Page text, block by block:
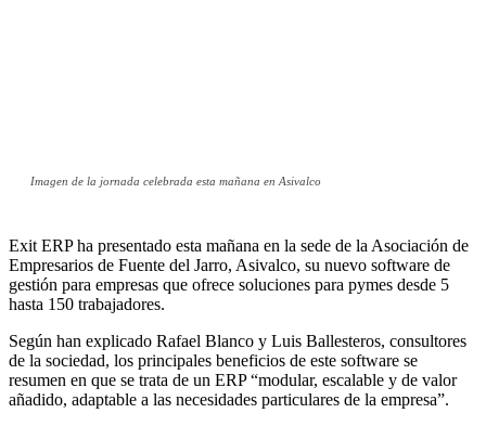
Imagen de la jornada celebrada esta mañana en Asivalco
Exit ERP ha presentado esta mañana en la sede de la Asociación de
Empresarios de Fuente del Jarro, Asivalco, su nuevo software de
gestión para empresas que ofrece soluciones para pymes desde 5
hasta 150 trabajadores.
Según han explicado Rafael Blanco y Luis Ballesteros, consultores
de la sociedad, los principales beneficios de este software se
resumen en que se trata de un ERP “modular, escalable y de valor
añadido, adaptable a las necesidades particulares de la empresa”.